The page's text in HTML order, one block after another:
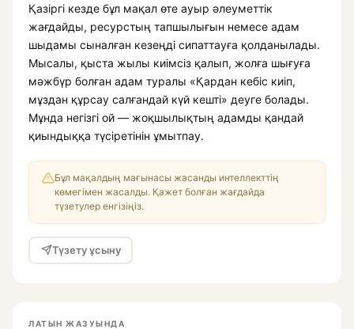
Қазіргі кезде бұл мақал өте ауыр әлеуметтік
жағдайды, ресурстың тапшылығын немесе адам
шыдамы сыналған кезеңді сипаттауға қолданылады.
Мысалы, қыста жылы киімсіз қалып, жолға шығуға
мәжбүр болған адам туралы «Қардан кебіс киіп,
мұздан құрсау салғандай күй кешті» деуге болады.
Мұнда негізгі ой — жоқшылықтың адамды қандай
қиындыққа түсіретінін ұмытпау.
Бұл мақалдың мағынасы жасанды интеллекттің
көмегімен жасалды. Қажет болған жағдайда
түзетулер енгізіңіз.
Түзету ұсыну
ЛАТЫН ЖАЗУЫНДА